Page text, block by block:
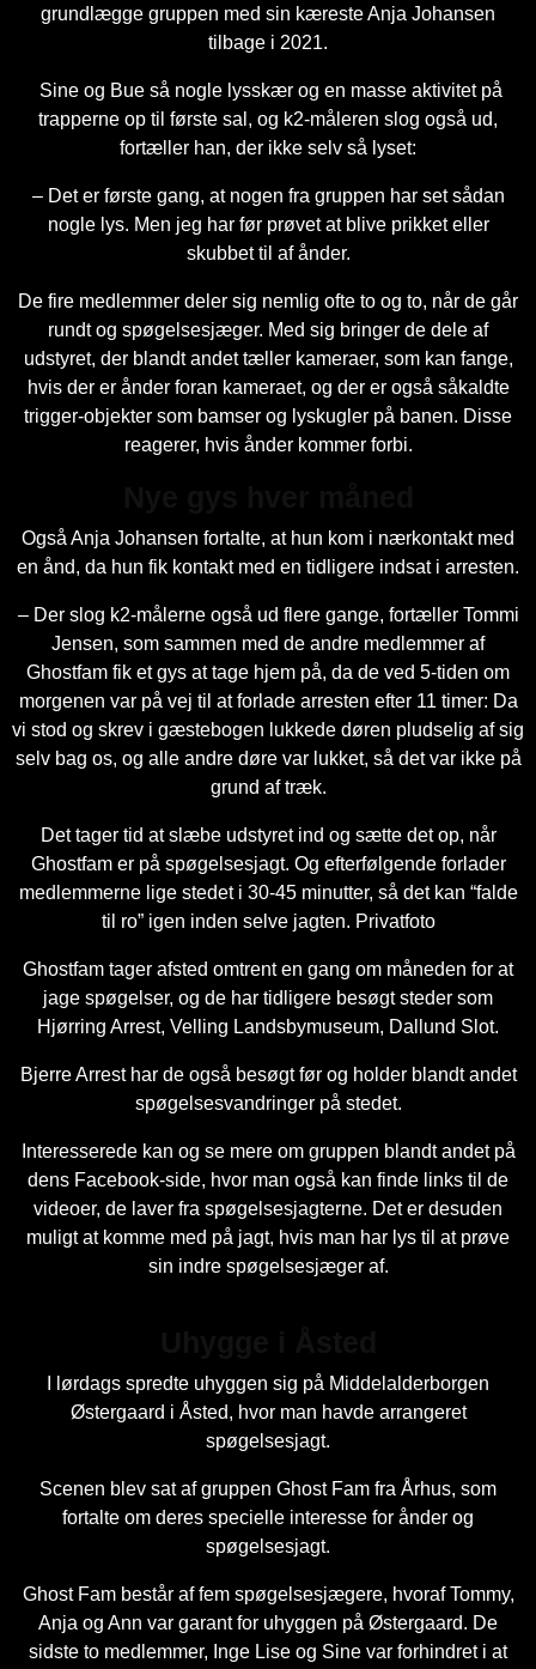
grundlægge gruppen med sin kæreste Anja Johansen
tilbage i 2021.
Sine og Bue så nogle lysskær og en masse aktivitet på
trapperne op til første sal, og k2-måleren slog også ud,
fortæller han, der ikke selv så lyset:
– Det er første gang, at nogen fra gruppen har set sådan
nogle lys. Men jeg har før prøvet at blive prikket eller
skubbet til af ånder.
De fire medlemmer deler sig nemlig ofte to og to, når de går
rundt og spøgelsesjæger. Med sig bringer de dele af
udstyret, der blandt andet tæller kameraer, som kan fange,
hvis der er ånder foran kameraet, og der er også såkaldte
trigger-objekter som bamser og lyskugler på banen. Disse
reagerer, hvis ånder kommer forbi.
Også Anja Johansen fortalte, at hun kom i nærkontakt med
en ånd, da hun fik kontakt med en tidligere indsat i arresten.
– Der slog k2-målerne også ud flere gange, fortæller Tommi
Jensen, som sammen med de andre medlemmer af
Ghostfam fik et gys at tage hjem på, da de ved 5-tiden om
morgenen var på vej til at forlade arresten efter 11 timer: Da
vi stod og skrev i gæstebogen lukkede døren pludselig af sig
selv bag os, og alle andre døre var lukket, så det var ikke på
grund af træk.
Det tager tid at slæbe udstyret ind og sætte det op, når
Ghostfam er på spøgelsesjagt. Og efterfølgende forlader
medlemmerne lige stedet i 30-45 minutter, så det kan “falde
til ro” igen inden selve jagten. Privatfoto
Ghostfam tager afsted omtrent en gang om måneden for at
jage spøgelser, og de har tidligere besøgt steder som
Hjørring Arrest, Velling Landsbymuseum, Dallund Slot.
Bjerre Arrest har de også besøgt før og holder blandt andet
spøgelsesvandringer på stedet.
Interesserede kan og se mere om gruppen blandt andet på
dens Facebook-side, hvor man også kan finde links til de
videoer, de laver fra spøgelsesjagterne. Det er desuden
muligt at komme med på jagt, hvis man har lys til at prøve
sin indre spøgelsesjæger af.
I lørdags spredte uhyggen sig på Middelalderborgen
Østergaard i Åsted, hvor man havde arrangeret
spøgelsesjagt.
Scenen blev sat af gruppen Ghost Fam fra Århus, som
fortalte om deres specielle interesse for ånder og
spøgelsesjagt.
Ghost Fam består af fem spøgelsesjægere, hvoraf Tommy,
Anja og Ann var garant for uhyggen på Østergaard. De
sidste to medlemmer, Inge Lise og Sine var forhindret i at